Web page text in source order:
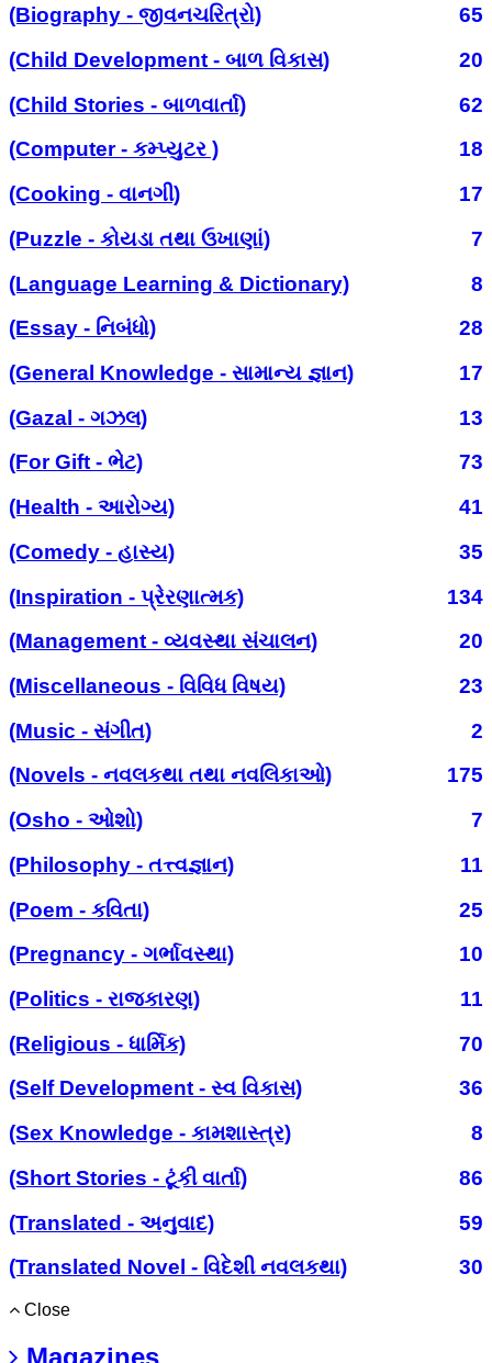
(Biography - જીવનચરિત્રો)
65
(Child Development - બાળ વિકાસ)
20
(Child Stories - બાળવાર્તા)
62
(Computer - કમ્પ્યુટર )
18
(Cooking - વાનગી)
17
(Puzzle - કોયડા તથા ઉખાણાં)
7
(Language Learning & Dictionary)
8
(Essay - નિબંધો)
28
(General Knowledge - સામાન્ય જ્ઞાન)
17
(Gazal - ગઝલ)
13
(For Gift - ભેટ)
73
(Health - આરોગ્ય)
41
(Comedy - હાસ્ય)
35
(Inspiration - પ્રેરણાત્મક)
134
(Management - વ્યવસ્થા સંચાલન)
20
(Miscellaneous - વિવિધ વિષય)
23
(Music - સંગીત)
2
(Novels - નવલકથા તથા નવલિકાઓ)
175
(Osho - ઓશો)
7
(Philosophy - તત્ત્વજ્ઞાન)
11
(Poem - કવિતા)
25
(Pregnancy - ગર્ભાવસ્થા)
10
(Politics - રાજકારણ)
11
(Religious - ધાર્મિક)
70
(Self Development - સ્વ વિકાસ)
36
(Sex Knowledge - કામશાસ્ત્ર)
8
(Short Stories - ટૂંકી વાર્તા)
86
(Translated - અનુવાદ)
59
(Translated Novel - વિદેશી નવલકથા)
30
Close
Magazines